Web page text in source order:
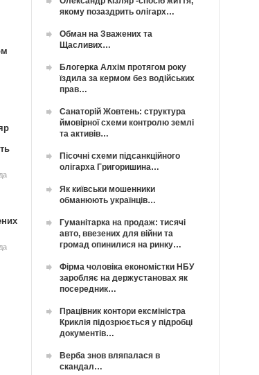
якому позаздрить олігарх…
Обман на Зважених та
Щасливих…
Блогерка Алхім протягом року
їздила за кермом без водійських
прав…
Санаторій Жовтень: структура
ймовірної схеми контролю землі
та активів…
Пісочні схеми підсанкційного
олігарха Григоришина…
Як київськи мошенники
обманюють українців…
Гуманітарка на продаж: тисячі
авто, ввезених для війни та
громад опинилися на ринку…
Фірма чоловіка економістки НБУ
заробляє на держустановах як
посередник…
Працівник контори ексміністра
Криклія підозрюється у підробці
документів…
Верба знов вляпалася в
скандал…